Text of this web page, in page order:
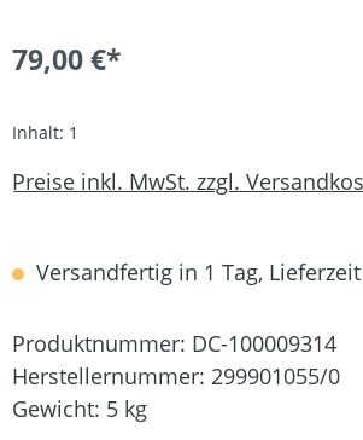
79,00 €*
Inhalt: 1
Preise inkl. MwSt. zzgl.
Versandfertig in 1 Tag,
Produktnummer: DC-100009314
Herstellernummer: 299901055/0
Gewicht: 5 kg